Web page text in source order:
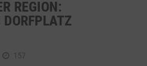
REGION:
157